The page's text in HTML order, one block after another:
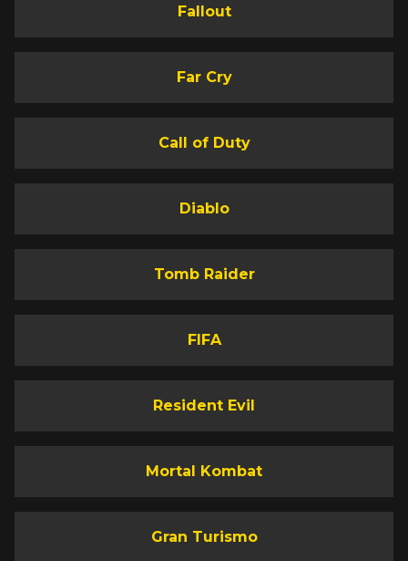
Fallout
Far Cry
Call of Duty
Diablo
Tomb Raider
FIFA
Resident Evil
Mortal Kombat
Gran Turismo